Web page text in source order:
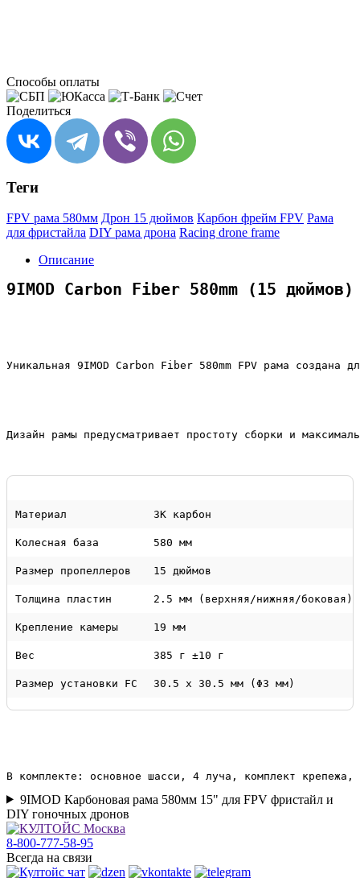
Способы оплаты
Поделиться
Теги
FPV рама 580мм Дрон 15 дюймов Карбон фрейм FPV Рама
для фристайла DIY рама дрона Racing drone frame
Описание
9IMOD Carbon Fiber 580mm (15
Материал 3K карбон
Колесная база 580 мм
Размер пропеллеров 15 дюймов
Толщина пластин 2.5 мм (верхняя/нижняя/боковая)
Крепление камеры 19 мм
Вес 385 г ±10 г
Размер установки FC 30.5 x 30.5 мм (Φ3 мм)
9IMOD Карбоновая рама 580мм 15" для FPV фристайл и
DIY гоночных дронов
8-800-777-58-95
Всегда на связи